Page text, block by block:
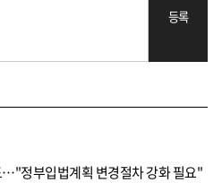
등록
정부입법계획 변경절차 강화 필요"